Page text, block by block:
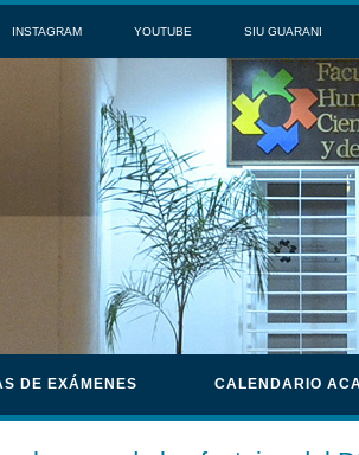
INSTAGRAM YOUTUBE SIU GUARANI
DE EXÁMENES CALENDARIO